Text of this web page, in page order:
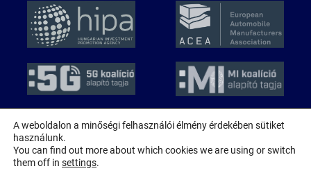
© 2026 MAGE
Minden jog fenntartva!
A weboldalon a minőségi felhasználói élmény érdekében sütiket
használunk.
You can find out more about which cookies we are using or switch
them off in settings.